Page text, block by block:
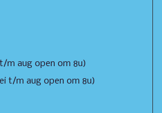
m aug open om 8u)
t/m aug open om 8u)